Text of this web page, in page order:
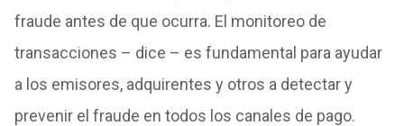
fraude antes de que ocurra. El monitoreo de
transacciones – dice – es fundamental para ayudar
a los emisores, adquirentes y otros a detectar y
prevenir el fraude en todos los canales de pago.